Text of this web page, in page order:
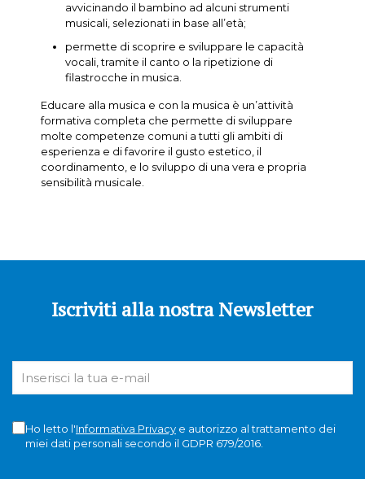
avvicinando il bambino ad alcuni strumenti
musicali, selezionati in base all’età;
permette di scoprire e sviluppare le capacità
vocali, tramite il canto o la ripetizione di
filastrocche in musica.
Educare alla musica e con la musica è un’attività
formativa completa che permette di sviluppare
molte competenze comuni a tutti gli ambiti di
esperienza e di favorire il gusto estetico, il
coordinamento, e lo sviluppo di una vera e propria
sensibilità musicale.
Iscriviti alla nostra Newsletter
Ho letto l'Informativa Privacye autorizzo al trattamento dei
miei dati personali secondo il GDPR 679/2016.